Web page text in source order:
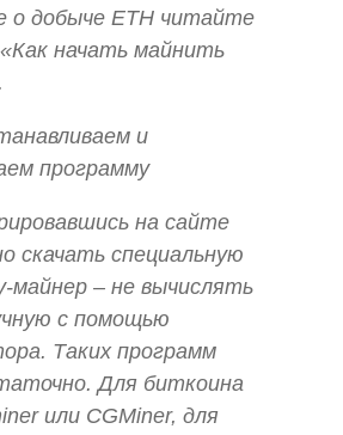
о добыче ETH читайте
начать майнить
и
программу
на сайте
скачать специальную
майнер – не вычислять
с помощью
Таких программ
Для биткоина
или CGMiner, для